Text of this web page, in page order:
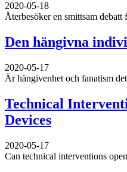
2020-05-18
Återbesöker en smittsam
Den hängivna
2020-05-17
Är hängivenhet och fanatism
Technical
Devices
2020-05-17
Can technical interventions